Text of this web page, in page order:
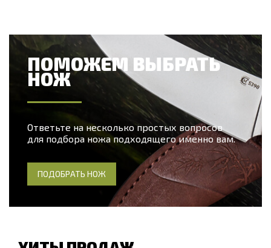
ПОМОЖЕМ ВЫБРАТЬ
НОЖ
Ответьте на несколько простых вопросов
для подбора ножа подходящего именно вам.
ПОДОБРАТЬ НОЖ